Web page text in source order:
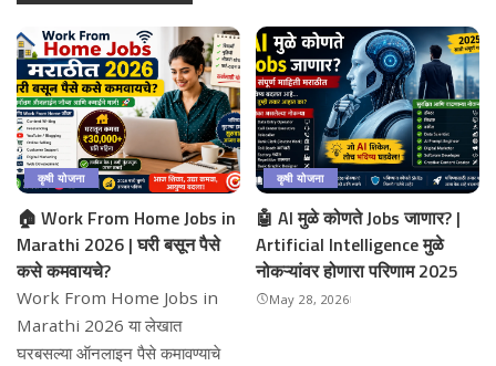
कृषी योजना
🏠 Work From Home Jobs in
Marathi 2026 | घरी बसून पैसे
कसे कमवायचे?
Work From Home Jobs in
Marathi 2026 या लेखात
घरबसल्या ऑनलाइन पैसे कमावण्याचे
कृषी योजना
🤖 AI मुळे कोणते Jobs जाणार? |
Artificial Intelligence मुळे
नोकऱ्यांवर होणारा परिणाम 2025
May 28, 2026